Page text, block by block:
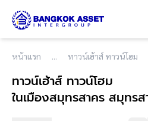
หน้าแรก ทาวน์เฮ้าส์ ทาวน์โฮม
ทาวน์เฮ้าส์ ทาวน์โฮม
ในเมืองสมุทรสาคร สมุทรส